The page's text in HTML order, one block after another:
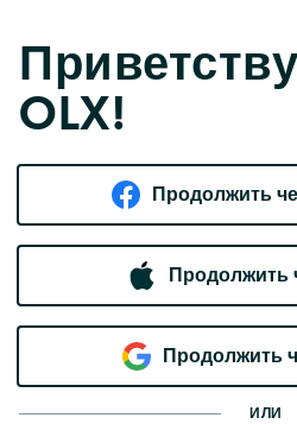
OLX!
Продолжить
Продолжить
Продолжить
ИЛИ